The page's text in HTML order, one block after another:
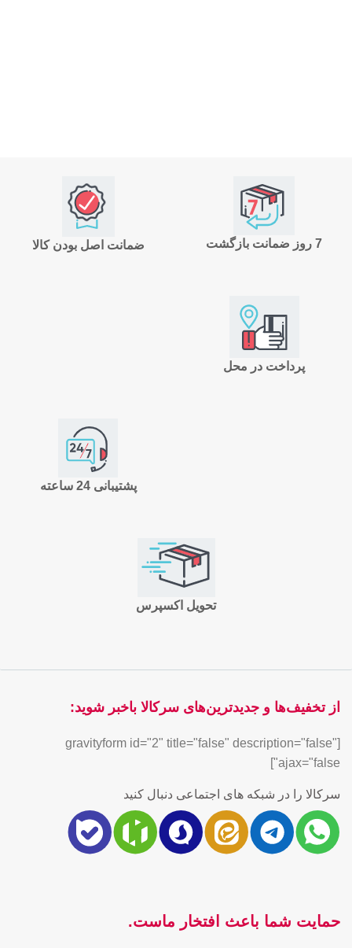
ضمانت اصل بودن کالا 7 روز ضمانت بازگشت
پرداخت در محل
پشتیبانی 24 ساعته
تحویل اکسپرس
از تخفیف‌ها و جدیدترین‌های سرکالا باخبر شوید:
[gravityform id="2" title="false" description="false"
ajax="false"]
سرکالا را در شبکه های اجتماعی دنبال کنید
حمایت شما باعث افتخار ماست.